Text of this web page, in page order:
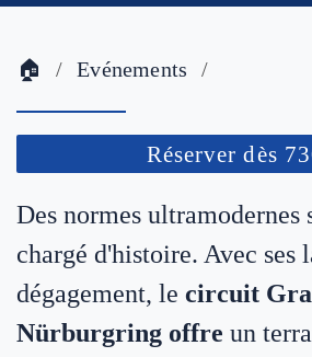
🏠 Evénements
Réserver dès
Des normes
chargé d'histoire. Avec ses
dégagement, le circuit
Nürburgring offre un